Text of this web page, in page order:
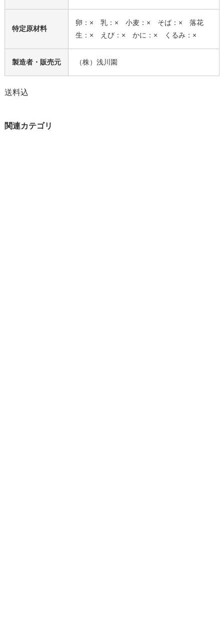
特定原材料
卵：× 乳：× 小麦：× そば：× 落花
生：× えび：× かに：× くるみ：×
製造者・販売元 （株）浅川園
送料込